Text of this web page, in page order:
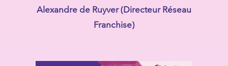
Alexandre de Ruyver (Directeur Réseau
Franchise)